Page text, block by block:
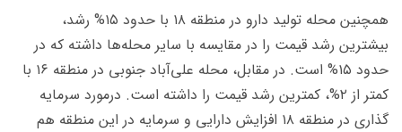
همچنین محله تولید دارو در منطقه ۱۸ با حدود ۱۵% رشد،
بیشترین رشد قیمت را در مقایسه با سایر محله‌ها داشته که در
حدود ۱۵% است. در مقابل، محله علی‌آباد جنوبی در منطقه ۱۶ با
کمتر از ۲%، کمترین رشد قیمت را داشته است. درمورد سرمایه
گذاری در منطقه ۱۸ افزایش دارایی و سرمایه در این منطقه هم